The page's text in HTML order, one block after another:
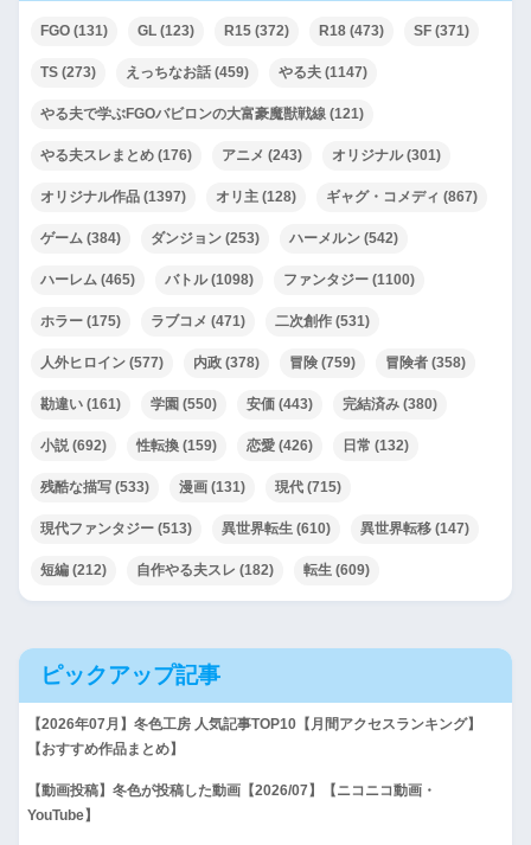
FGO (131) GL (123) R15 (372) R18 (473) SF (371)
TS (273) えっちなお話 (459) やる夫 (1147)
やる夫で学ぶFGOバビロンの大富豪魔獣戦線 (121)
やる夫スレまとめ (176) アニメ (243) オリジナル(301)
オリジナル作品 (1397) オリ主 (128) ギャグ・コメディ (867)
ゲーム (384) ダンジョン (253) ハーメルン (542)
ハーレム (465) バトル(1098) ファンタジー (1100)
ホラー (175) ラブコメ (471) 二次創作 (531)
人外ヒロイン (577) 内政 (378) 冒険 (759) 冒険者 (358)
勘違い (161) 学園 (550) 安価 (443) 完結済み (380)
小説(692) 性転換 (159) 恋愛 (426) 日常 (132)
残酷な描写 (533) 漫画 (131) 現代 (715)
現代ファンタジー (513) 異世界転生 (610) 異世界転移 (147)
短編 (212) 自作やる夫スレ (182) 転生 (609)
ピックアップ記事
【2026年07月】冬色工房 人気記事TOP10【月間アクセスランキング】
【おすすめ作品まとめ】
【動画投稿】冬色が投稿した動画【2026/07】【ニコニコ動画・
YouTube】